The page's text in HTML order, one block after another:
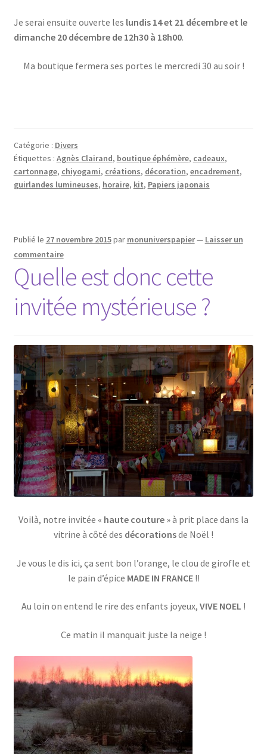
Je serai ensuite ouverte les lundis 14 et 21 décembre et le
dimanche 20 décembre de 12h30 à 18h00.
Ma boutique fermera ses portes le mercredi 30 au soir !
Catégorie : Divers
Étiquettes : Agnès Clairand, boutique éphémère, cadeaux,
cartonnage, chiyogami, créations, décoration, encadrement,
guirlandes lumineuses, horaire, kit, Papiers japonais
Publié le 27 novembre 2015par monuniverspapier— Laisser un
commentaire
Quelle est donc cette
invitée mystérieuse ?
Voilà, notre invitée « haute couture » à prit place dans la
vitrine à côté des décorationsde Noël !
Je vous le dis ici, ça sent bon l’orange, le clou de girofle et
le pain d’épice MADE IN FRANCE!!
Au loin on entend le rire des enfants joyeux, VIVE NOEL !
Ce matin il manquait juste la neige !